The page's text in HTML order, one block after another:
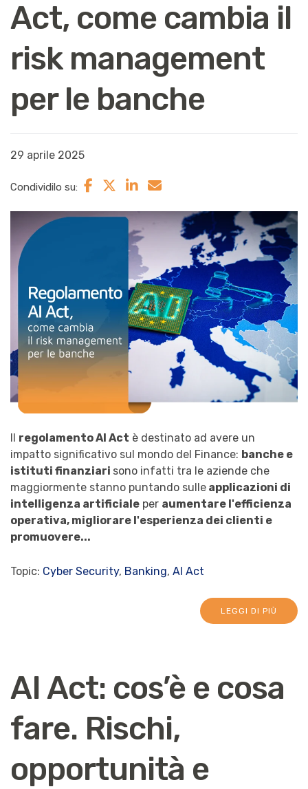
Act, come cambia il
risk management
per le banche
29 aprile 2025
Condividilo su:
Il regolamento AI Act è destinato ad avere un
impatto significativo sul mondo del Finance: banche e
istituti finanziari sono infatti tra le aziende che
maggiormente stanno puntando sulle applicazioni di
intelligenza artificiale per aumentare l'efficienza
operativa, migliorare l'esperienza dei clienti e
promuovere...
Topic: Cyber Security, Banking, AI Act
LEGGI DI PIÙ
AI Act: cos’è e cosa
fare. Rischi,
opportunità e